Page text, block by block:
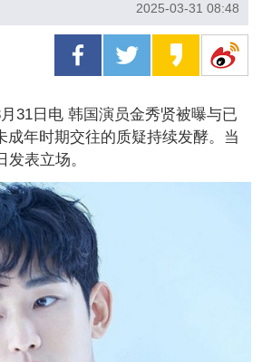
2025-03-31 08:48
31日电 韩国演员金秀贤被曝与已
成年时期交往的质疑持续发酵。当
表立场。